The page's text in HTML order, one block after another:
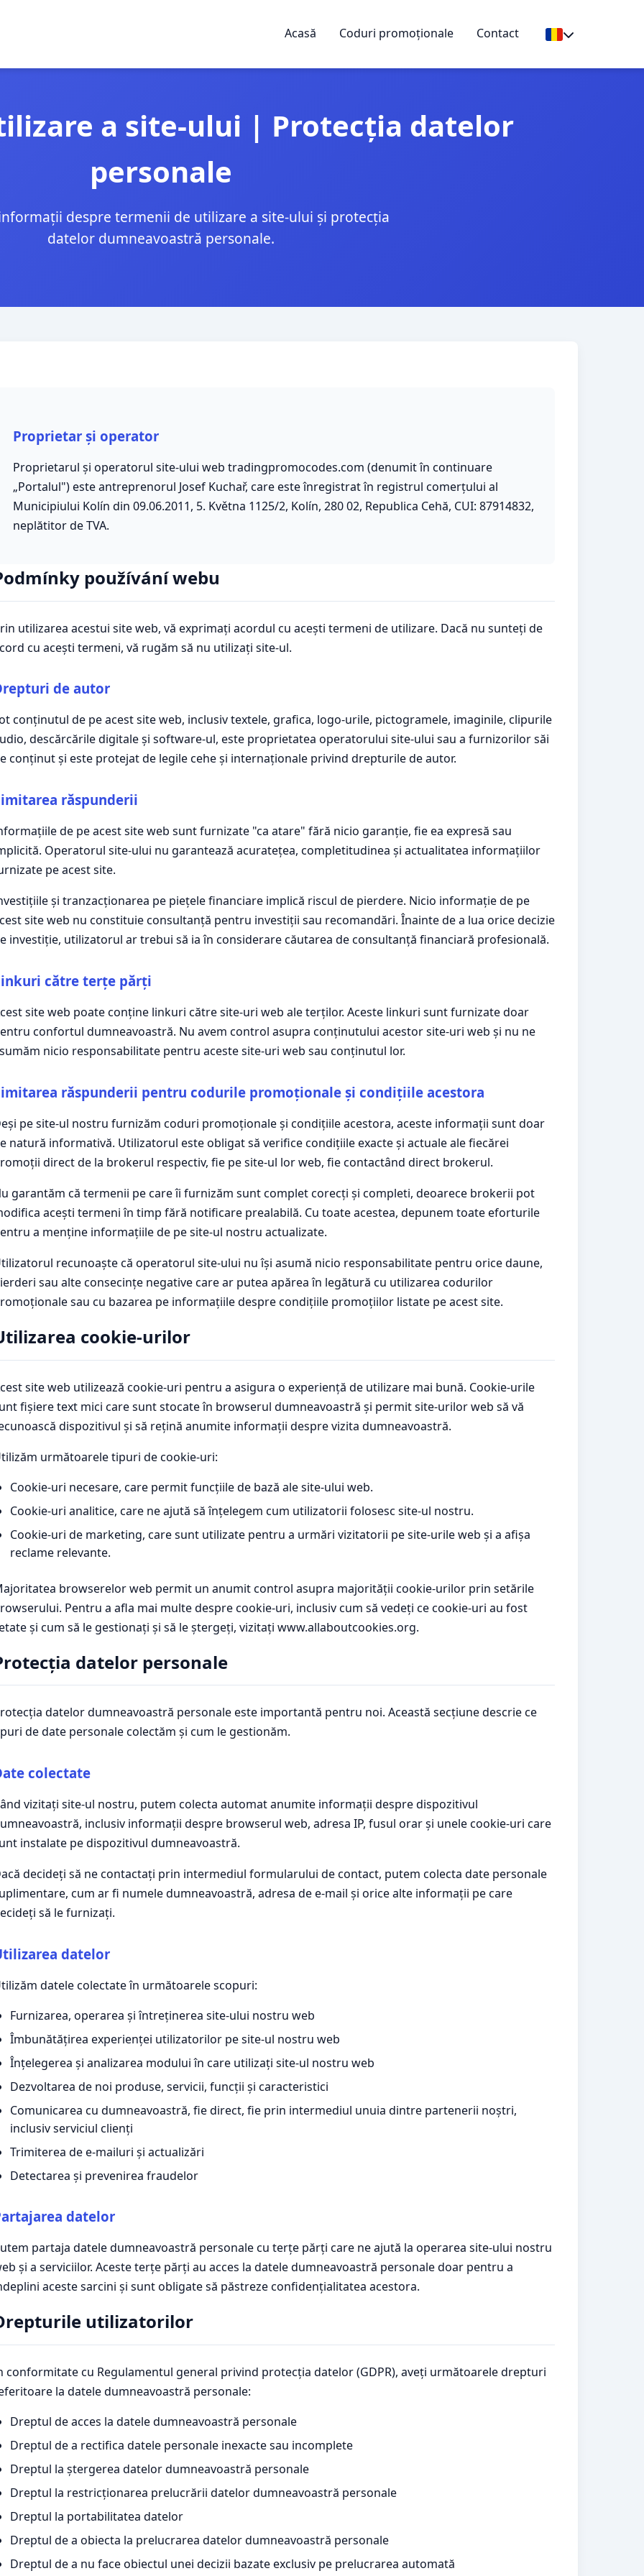
Acasă Coduri promoționale Contact
a site-ului | Protecția datelor
personale
despre termenii de utilizare a site-ului și protecția
datelor dumneavoastră personale.
Proprietar și operator
Proprietarul și operatorul site-ului web tradingpromocodes.com (denumit în continuare
„Portalul") este antreprenorul Josef Kuchař, care este înregistrat în registrul comerțului al
Municipiului Kolín din 09.06.2011, 5. Května 1125/2, Kolín, 280 02, Republica Cehă, CUI: 87914832,
neplătitor de TVA.
používání webu
utilizarea acestui site web, vă exprimați acordul cu acești termeni de utilizare. Dacă nu sunteți de
cu acești termeni, vă rugăm să nu utilizați site-ul.
de autor
conținutul de pe acest site web, inclusiv textele, grafica, logo-urile, pictogramele, imaginile, clipurile
descărcările digitale și software-ul, este proprietatea operatorului site-ului sau a furnizorilor săi
conținut și este protejat de legile cehe și internaționale privind drepturile de autor.
răspunderii
de pe acest site web sunt furnizate "ca atare" fără nicio garanție, fie ea expresă sau
Operatorul site-ului nu garantează acuratețea, completitudinea și actualitatea informațiilor
pe acest site.
și tranzacționarea pe piețele financiare implică riscul de pierdere. Nicio informație de pe
site web nu constituie consultanță pentru investiții sau recomandări. Înainte de a lua orice decizie
investiție, utilizatorul ar trebui să ia în considerare căutarea de consultanță financiară profesională.
către terțe părți
site web poate conține linkuri către site-uri web ale terților. Aceste linkuri sunt furnizate doar
confortul dumneavoastră. Nu avem control asupra conținutului acestor site-uri web și nu ne
nicio responsabilitate pentru aceste site-uri web sau conținutul lor.
răspunderii pentru codurile promoționale și condițiile acestora
pe site-ul nostru furnizăm coduri promoționale și condițiile acestora, aceste informații sunt doar
natură informativă. Utilizatorul este obligat să verifice condițiile exacte și actuale ale fiecărei
direct de la brokerul respectiv, fie pe site-ul lor web, fie contactând direct brokerul.
garantăm că termenii pe care îi furnizăm sunt complet corecți și completi, deoarece brokerii pot
acești termeni în timp fără notificare prealabilă. Cu toate acestea, depunem toate eforturile
a menține informațiile de pe site-ul nostru actualizate.
recunoaște că operatorul site-ului nu își asumă nicio responsabilitate pentru orice daune,
sau alte consecințe negative care ar putea apărea în legătură cu utilizarea codurilor
sau cu bazarea pe informațiile despre condițiile promoțiilor listate pe acest site.
cookie-urilor
site web utilizează cookie-uri pentru a asigura o experiență de utilizare mai bună. Cookie-urile
fișiere text mici care sunt stocate în browserul dumneavoastră și permit site-urilor web să vă
dispozitivul și să rețină anumite informații despre vizita dumneavoastră.
următoarele tipuri de cookie-uri:
Cookie-uri necesare, care permit funcțiile de bază ale site-ului web.
Cookie-uri analitice, care ne ajută să înțelegem cum utilizatorii folosesc site-ul nostru.
Cookie-uri de marketing, care sunt utilizate pentru a urmări vizitatorii pe site-urile web și a afișa
reclame relevante.
browserelor web permit un anumit control asupra majorității cookie-urilor prin setările
Pentru a afla mai multe despre cookie-uri, inclusiv cum să vedeți ce cookie-uri au fost
și cum să le gestionați și să le ștergeți, vizitați www.allaboutcookies.org.
datelor personale
datelor dumneavoastră personale este importantă pentru noi. Această secțiune descrie ce
de date personale colectăm și cum le gestionăm.
colectate
vizitați site-ul nostru, putem colecta automat anumite informații despre dispozitivul
inclusiv informații despre browserul web, adresa IP, fusul orar și unele cookie-uri care
instalate pe dispozitivul dumneavoastră.
decideți să ne contactați prin intermediul formularului de contact, putem colecta date personale
cum ar fi numele dumneavoastră, adresa de e-mail și orice alte informații pe care
să le furnizați.
datelor
datele colectate în următoarele scopuri:
Furnizarea, operarea și întreținerea site-ului nostru web
Îmbunătățirea experienței utilizatorilor pe site-ul nostru web
Înțelegerea și analizarea modului în care utilizați site-ul nostru web
Dezvoltarea de noi produse, servicii, funcții și caracteristici
Comunicarea cu dumneavoastră, fie direct, fie prin intermediul unuia dintre partenerii noștri,
inclusiv serviciul clienți
Trimiterea de e-mailuri și actualizări
Detectarea și prevenirea fraudelor
datelor
partaja datele dumneavoastră personale cu terțe părți care ne ajută la operarea site-ului nostru
și a serviciilor. Aceste terțe părți au acces la datele dumneavoastră personale doar pentru a
aceste sarcini și sunt obligate să păstreze confidențialitatea acestora.
utilizatorilor
conformitate cu Regulamentul general privind protecția datelor (GDPR), aveți următoarele drepturi
la datele dumneavoastră personale:
Dreptul de acces la datele dumneavoastră personale
Dreptul de a rectifica datele personale inexacte sau incomplete
Dreptul la ștergerea datelor dumneavoastră personale
Dreptul la restricționarea prelucrării datelor dumneavoastră personale
Dreptul la portabilitatea datelor
Dreptul de a obiecta la prelucrarea datelor dumneavoastră personale
Dreptul de a nu face obiectul unei decizii bazate exclusiv pe prelucrarea automată